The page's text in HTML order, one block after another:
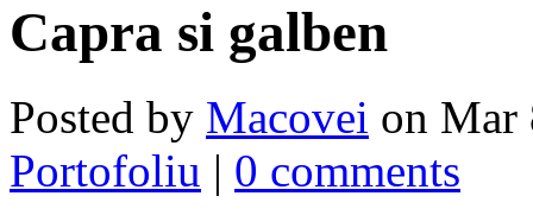
Capra si galben
Posted by Macovei on
Portofoliu | 0 comments